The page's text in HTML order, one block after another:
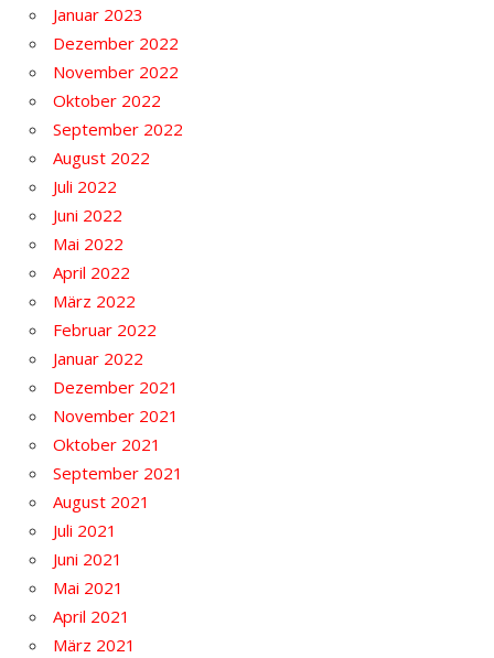
Januar 2023
Dezember 2022
November 2022
Oktober 2022
September 2022
August 2022
Juli 2022
Juni 2022
Mai 2022
April 2022
März 2022
Februar 2022
Januar 2022
Dezember 2021
November 2021
Oktober 2021
September 2021
August 2021
Juli 2021
Juni 2021
Mai 2021
April 2021
März 2021